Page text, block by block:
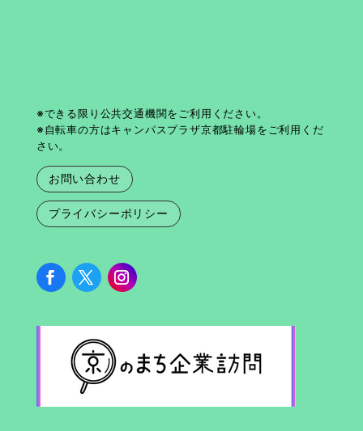
※できる限り公共交通機関をご利用ください。
※自転車の方はキャンパスプラザ京都駐輪場をご利用くだ
さい。
お問い合わせ
プライバシーポリシー